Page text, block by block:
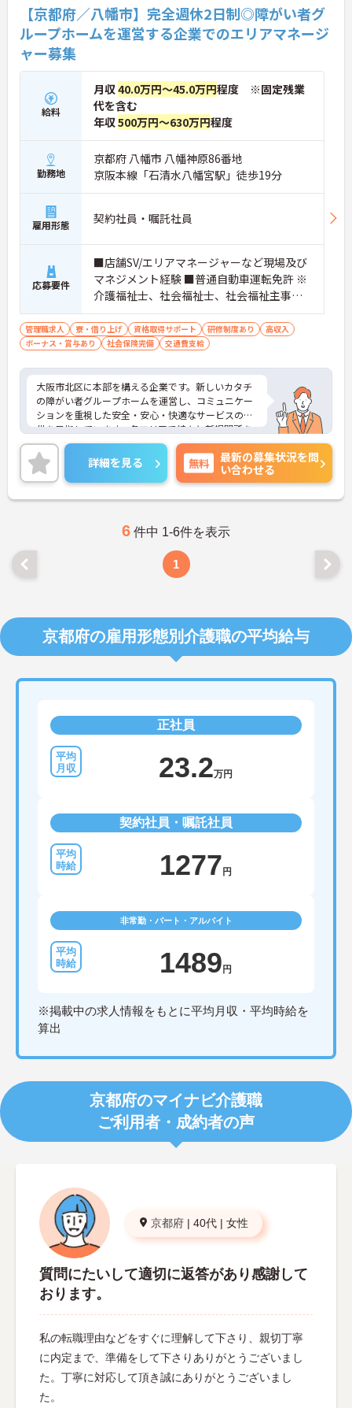
【京都府／八幡市】完全週休2日制◎障がい者グ
ループホームを運営する企業でのエリアマネージ
ャー募集
給料
月収40.0万円～45.0万円程度 ※固定残業
代を含む
年収500万円～630万円程度
勤務地
京都府 八幡市 八幡神原86番地
京阪本線「石清水八幡宮駅」徒歩19分
雇用形態 契約社員・嘱託社員
応募要件
■店舗SV/エリアマネージャーなど現場及び
マネジメント経験 ■普通自動車運転免許 ※
介護福祉士、社会福祉士、社会福祉主事、
精神保健福祉士、サービス管理責任者、社
会福祉主事任用資格等歓迎
管理職求人 寮・借り上げ 資格取得サポート 研修制度あり
高収入
ボーナス・賞与あり
社会保険完備 交通費支給
大阪市北区に本部を構える企業です。新しいカタチ
の障がい者グループホームを運営し、コミュニケー
ションを重視した安全・安心・快適なサービスの提
供を目指しています。各エリアで続々と新規開所を
している成長企業で働きませんか？ご興味のある方
には、面接対策ポイントなど、さらに詳細をお話し
いたしますのでお気軽にご相談ください！
詳細を見る 無料
最新の募集状況を問
い合わせる
6 件中 1-6件を表示
1
京都府の雇用形態別介護職の平均給与
正社員
23.2万円
契約社員・嘱託社員
1277 円
非常勤・パート・アルバイト
1489 円
※掲載中の求人情報をもとに平均月収・平均時給を
算出
京都府のマイナビ介護職
ご利用者・成約者の声
京都府 | 40代 | 女性
質問にたいして適切に返答があり感謝して
おります。
私の転職理由などをすぐに理解して下さり、親切丁寧
に内定まで、準備をして下さりありがとうございまし
た。丁寧に対応して頂き誠にありがとうございまし
た。